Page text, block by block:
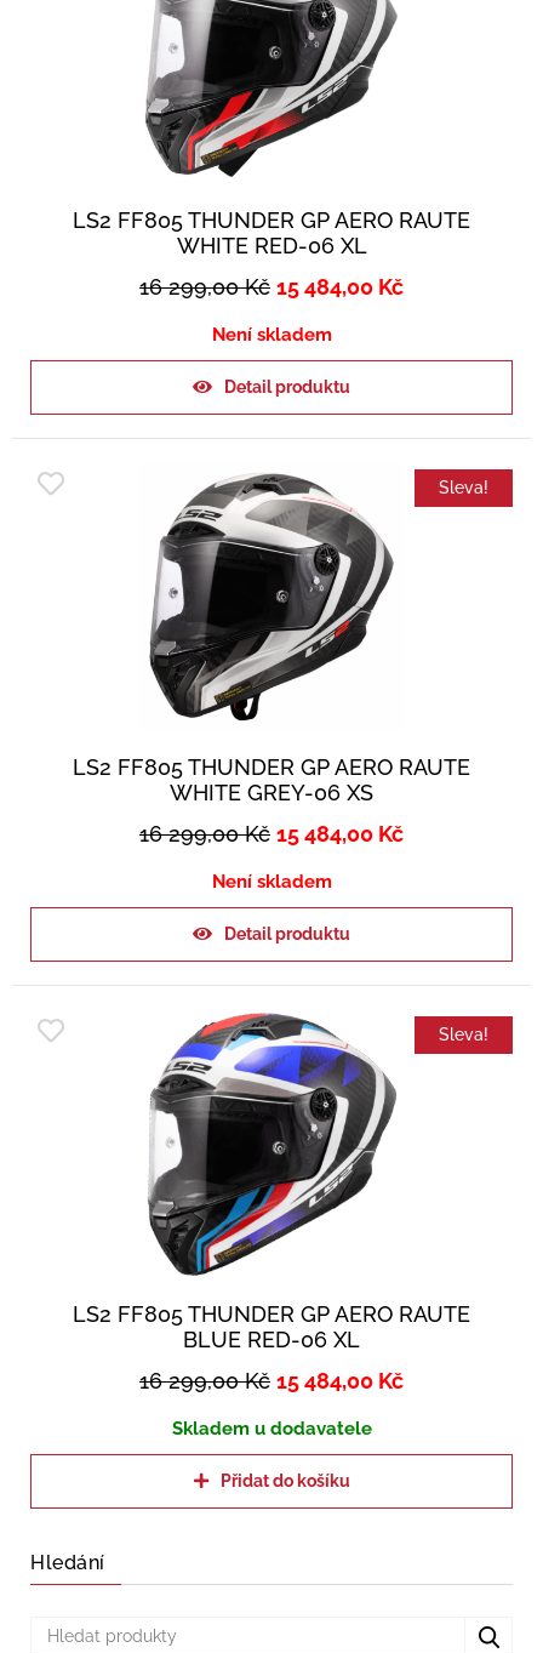
LS2 FF805 THUNDER GP AERO RAUTE
WHITE RED-06 XL
16 299,00Kč 15 484,00 Kč
Není skladem
Detail produktu
Sleva!
LS2 FF805 THUNDER GP AERO RAUTE
WHITE GREY-06 XS
16 299,00Kč 15 484,00 Kč
Není skladem
Detail produktu
Sleva!
LS2 FF805 THUNDER GP AERO RAUTE
BLUE RED-06 XL
16 299,00Kč 15 484,00 Kč
Skladem u dodavatele
Přidat do košíku
Hledání